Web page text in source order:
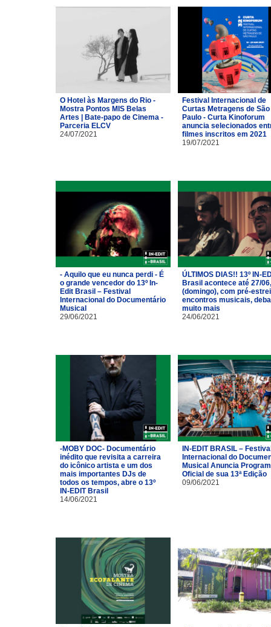
O Hotel às Margens do Rio -
Mostra Pontos MIS Belas
Artes | Bate-papo de Cinema -
Parceria ELCV
24/07/2021
Festival Internacional de
Curtas Metragens de São
Paulo - Curta Kinoforum
anuncia selecionados
filmes inscritos em 2021
19/07/2021
- Aquilo que eu nunca perdi - É
o grande vencedor do 13º In-
Edit Brasil – Festival
Internacional do Documentário
Musical
29/06/2021
ÚLTIMOS DIAS!! 13º IN-
Brasil acontece até 27/06,
(domingo), com pré-
encontros musicais,
muito mais
24/06/2021
-MOBY DOC- Documentário
inédito que revisita a carreira
do icônico artista e um dos
mais importantes DJs de
todos os tempos, abre o 13º
IN-EDIT Brasil
14/06/2021
IN-EDIT BRASIL –
Internacional do
Musical Anuncia
Oficial de sua 13ª Edição
09/06/2021